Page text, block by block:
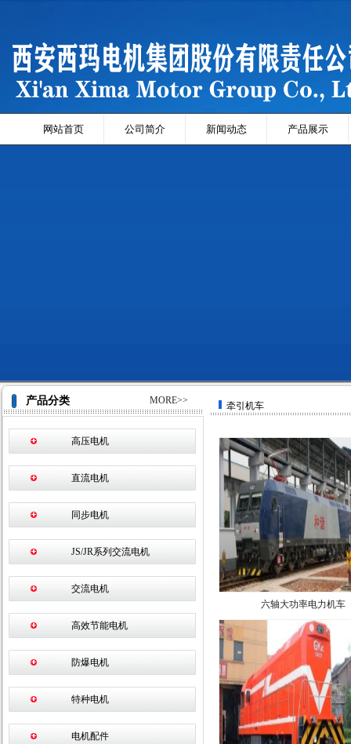
网站首页 公司简介 新闻动态 产品展示
产品分类 MORE>>
高压电机
直流电机
同步电机
JS/JR系列交流电机
交流电机
高效节能电机
防爆电机
特种电机
电机配件
牵引机车
六轴大功率电力机车